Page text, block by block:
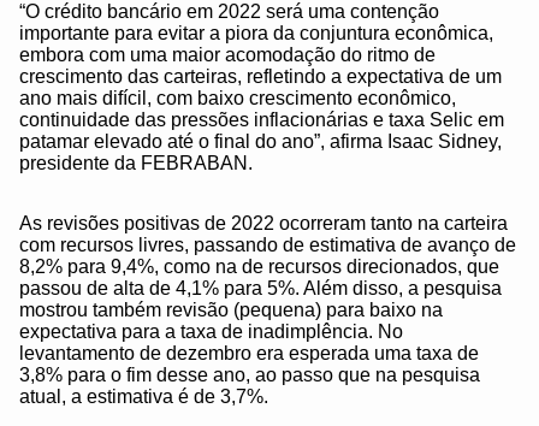
“O crédito bancário em 2022 será uma contenção
importante para evitar a piora da conjuntura econômica,
embora com uma maior acomodação do ritmo de
crescimento das carteiras, refletindo a expectativa de um
ano mais difícil, com baixo crescimento econômico,
continuidade das pressões inflacionárias e taxa Selic em
patamar elevado até o final do ano”, afirma Isaac Sidney,
presidente da FEBRABAN.
As revisões positivas de 2022 ocorreram tanto na carteira
com recursos livres, passando de estimativa de avanço de
8,2% para 9,4%, como na de recursos direcionados, que
passou de alta de 4,1% para 5%. Além disso, a pesquisa
mostrou também revisão (pequena) para baixo na
expectativa para a taxa de inadimplência. No
levantamento de dezembro era esperada uma taxa de
3,8% para o fim desse ano, ao passo que na pesquisa
atual, a estimativa é de 3,7%.